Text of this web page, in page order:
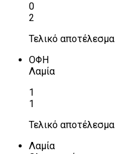
0
2
Τελικό αποτέλεσμα
ΟΦΗ
Λαμία
1
1
Τελικό αποτέλεσμα
Λαμία